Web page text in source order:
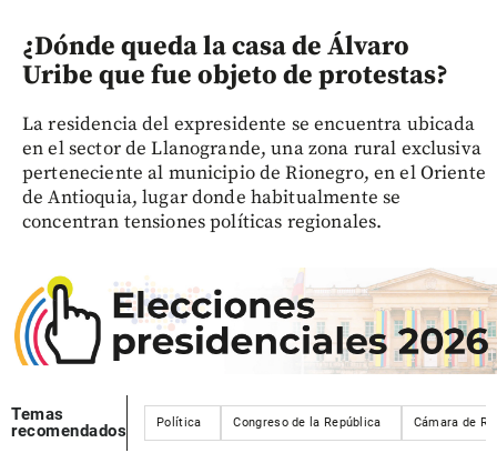
¿Dónde queda la casa de Álvaro
Uribe que fue objeto de protestas?
La residencia del expresidente se encuentra ubicada
en el sector de Llanogrande, una zona rural exclusiva
perteneciente al municipio de Rionegro, en el Oriente
de Antioquia, lugar donde habitualmente se
concentran tensiones políticas regionales.
Temas
recomendados
Política Congreso de la República Cámara de